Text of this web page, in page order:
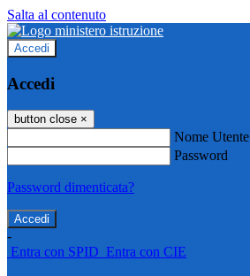
Salta al contenuto
Accedi
Accedi
button close ×
Nome Utente
Password
Password dimenticata?
-
Entra con SPID Entra con CIE